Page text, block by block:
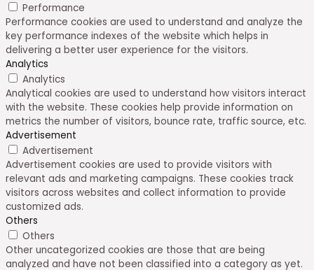
Performance
Performance cookies are used to understand and analyze the
key performance indexes of the website which helps in
delivering a better user experience for the visitors.
Analytics
Analytics
Analytical cookies are used to understand how visitors interact
with the website. These cookies help provide information on
metrics the number of visitors, bounce rate, traffic source, etc.
Advertisement
Advertisement
Advertisement cookies are used to provide visitors with
relevant ads and marketing campaigns. These cookies track
visitors across websites and collect information to provide
customized ads.
Others
Others
Other uncategorized cookies are those that are being
analyzed and have not been classified into a category as yet.